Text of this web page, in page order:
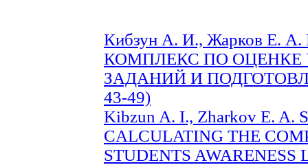
Кибзун А. И., Жарков Е.
КОМПЛЕКС ПО
ЗАДАНИЙ И
43-49)
Kibzun A. I., Zharkov E. A.
CALCULATING THE
STUDENTS AWARENESS